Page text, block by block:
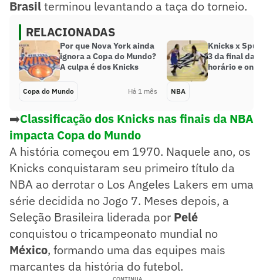
Brasilterminou levantando a taça do torneio.
RELACIONADAS
Por que Nova York ainda
ignora a Copa do Mundo?
A culpa é dos Knicks
Copa do Mundo Há 1 mês
Knicks x
3 da final da
horário e
NBA
➡️Classificação dos Knicks nas finais da NBA
impacta Copa do Mundo
A história começou em 1970. Naquele ano, os
Knicks conquistaram seu primeiro título da
NBA ao derrotar o Los Angeles Lakers em uma
série decidida no Jogo 7. Meses depois, a
Seleção Brasileira liderada por Pelé
conquistou o tricampeonato mundial no
México, formando uma das equipes mais
marcantes da história do futebol.